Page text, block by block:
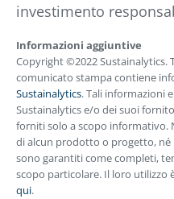
investimento
Informazioni aggiuntive
Copyright ©2022 Sustainalytics.
comunicato stampa contiene
Sustainalytics. Tali informazioni
Sustainalytics e/o dei suoi
forniti solo a scopo
di alcun prodotto o progetto,
sono garantiti come completi,
scopo particolare. Il loro utilizzo
qui.